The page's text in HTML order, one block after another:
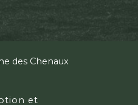
des Chenaux
et